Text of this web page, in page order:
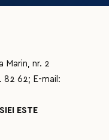
Marin, nr. 2
82 62; E-mail:
ESTE